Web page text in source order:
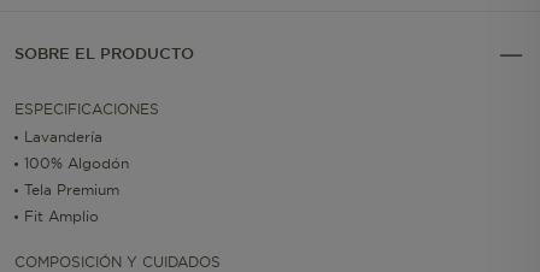
SOBRE EL PRODUCTO
ESPECIFICACIONES
Lavandería
100% Algodón
Tela Premium
Fit Amplio
COMPOSICIÓN Y CUIDADOS